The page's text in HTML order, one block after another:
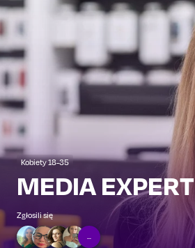
Kobiety 18-35
MEDIA EXPERT
Zgłosili się